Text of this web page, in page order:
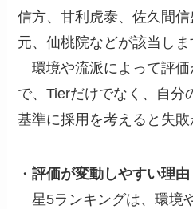
信方、甘利虎泰、佐久間
元、仙桃院などが該当しま
環境や流派によって評価
で、Tierだけでなく、自分
基準に採用を考えると失敗
・評価が変動しやすい理由
星5ランキングは、環境